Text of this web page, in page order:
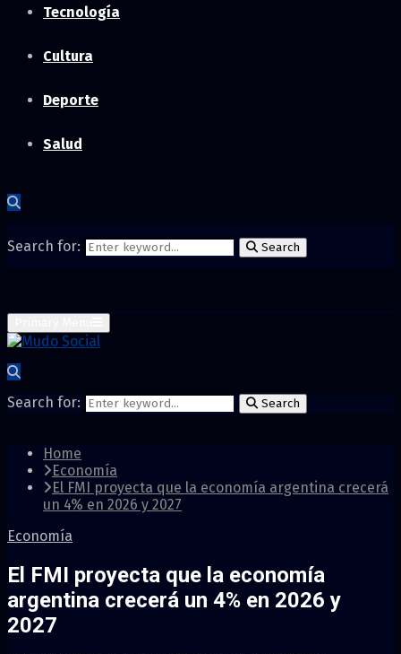
Tecnología
Cultura
Deporte
Salud
Search for: Search
Search for: Search
Home
Economía
El FMI proyecta que la economía argentina crecerá
un 4% en 2026 y 2027
Economía
El FMI proyecta que la economía
argentina crecerá un 4% en 2026 y
2027